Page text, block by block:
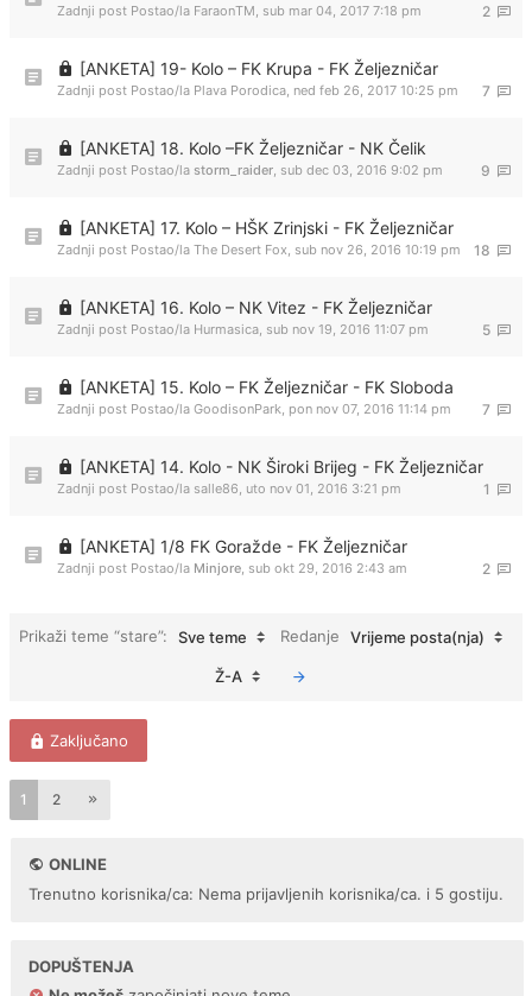
2
Zadnji post Postao/la FaraonTM, sub mar 04, 2017 7:18 pm
[ANKETA] 19- Kolo – FK Krupa - FK Željezničar
7
Zadnji post Postao/la Plava Porodica, ned feb 26, 2017 10:25 pm
[ANKETA] 18. Kolo –FK Željezničar - NK Čelik
9
Zadnji post Postao/la storm_raider, sub dec 03, 2016 9:02 pm
[ANKETA] 17. Kolo – HŠK Zrinjski - FK Željezničar
18
Zadnji post Postao/la The Desert Fox, sub nov 26, 2016 10:19 pm
[ANKETA] 16. Kolo – NK Vitez - FK Željezničar
5
Zadnji post Postao/la Hurmasica, sub nov 19, 2016 11:07 pm
[ANKETA] 15. Kolo – FK Željezničar - FK Sloboda
7
Zadnji post Postao/la GoodisonPark, pon nov 07, 2016 11:14 pm
[ANKETA] 14. Kolo - NK Široki Brijeg - FK Željezničar
1
Zadnji post Postao/la salle86, uto nov 01, 2016 3:21 pm
[ANKETA] 1/8 FK Goražde - FK Željezničar
2
Zadnji post Postao/la Minjore, sub okt 29, 2016 2:43 am
Prikaži teme “stare”: Sve teme Redanje Vrijeme posta(nja)
Ž-A
Zaključano
1 2
ONLINE
Trenutno korisnika/ca: Nema prijavljenih korisnika/ca. i 5 gostiju.
DOPUŠTENJA